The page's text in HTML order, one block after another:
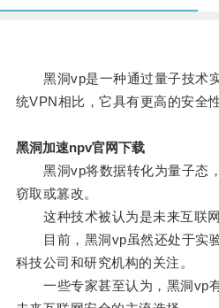
黑洞vp是一种通过量子技术
统VPN相比，它具有更高的安全
黑洞加速npv官网下载
黑洞vp将数据转化为量子态，
窃取或篡改。
这种技术被认为是未来互联网
目前，黑洞vp虽然还处于实验
科技公司和研究机构的关注。
一些专家甚至认为，黑洞vp